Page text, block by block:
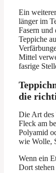
Ein
länger im
Fasern und
Teppiche
Mittel
fasrige
die
Die Art des
Fleck am
Polyamid
wie Wolle,
Wenn ein
Dort